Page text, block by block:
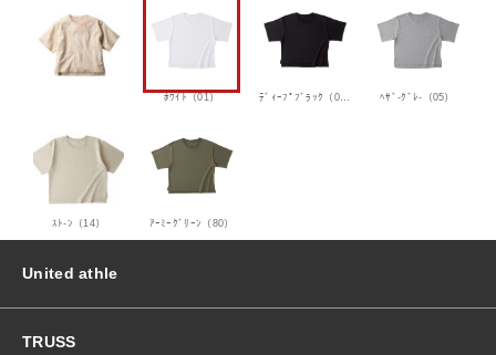
ﾎﾜｲﾄ（01） ﾃﾞｨｰﾌﾟﾌﾞﾗｯｸ（03） ﾍｻﾞ-ｸﾞﾚ-（05）
ｽﾄ-ﾝ（14） ｱｰﾐｰｸﾞﾘｰﾝ（80）
United athle
TRUSS